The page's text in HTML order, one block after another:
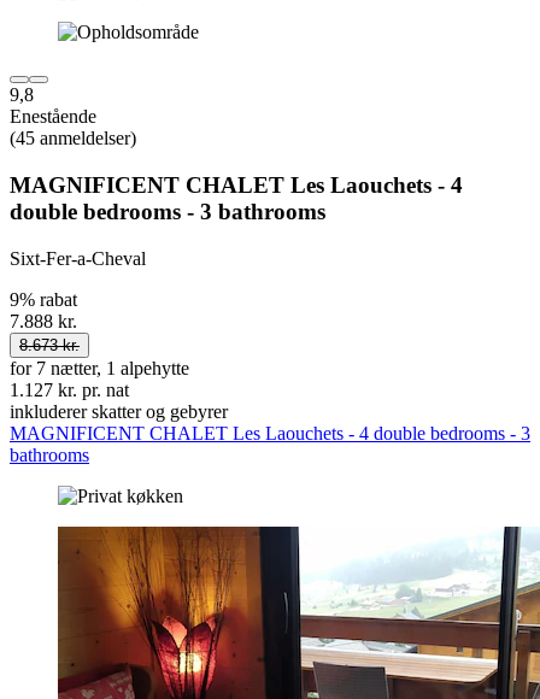
9,8
Enestående
(45 anmeldelser)
MAGNIFICENT CHALET Les Laouchets - 4
double bedrooms - 3 bathrooms
Sixt-Fer-a-Cheval
9% rabat
7.888 kr.
8.673 kr.
for 7 nætter, 1 alpehytte
1.127 kr. pr. nat
inkluderer skatter og gebyrer
MAGNIFICENT CHALET Les Laouchets - 4 double bedrooms - 3
bathrooms